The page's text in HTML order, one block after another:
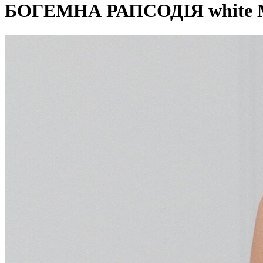
БОГЕМНА РАПСОДІЯ white